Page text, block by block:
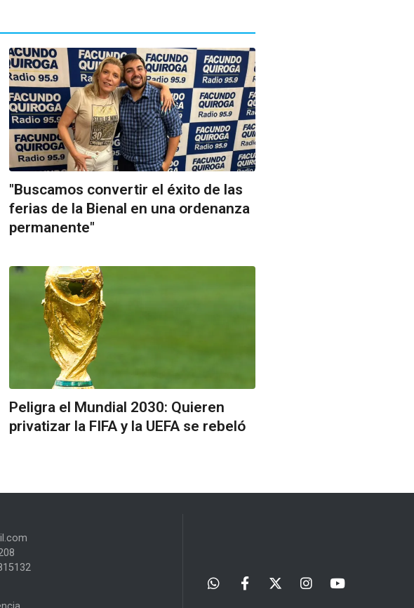
"Buscamos convertir el éxito de las
ferias de la Bienal en una ordenanza
permanente"
Peligra el Mundial 2030: Quieren
privatizar la FIFA y la UEFA se rebeló